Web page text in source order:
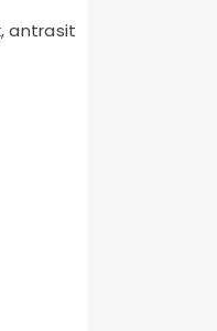
antrasit